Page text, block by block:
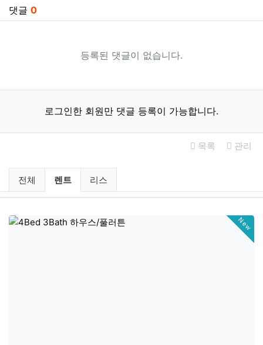
댓글 0
등록된 댓글이 없습니다.
로그인한 회원만 댓글 등록이 가능합니다.
목록 관리
미국부동산 렌트 / 리스 분류 목록
전체 현재 분류
렌트 리스
New